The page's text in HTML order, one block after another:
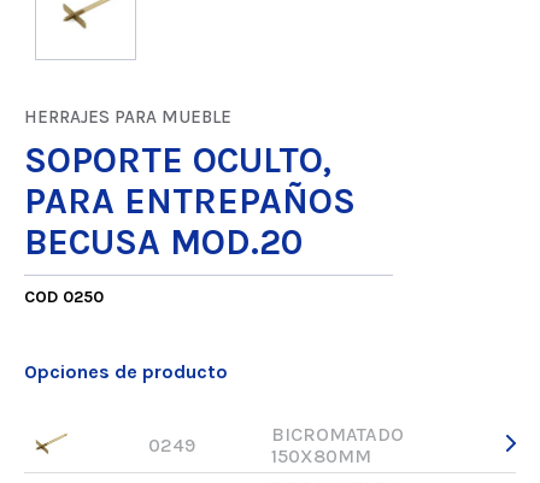
HERRAJES PARA MUEBLE
SOPORTE OCULTO,
PARA ENTREPAÑOS
BECUSA MOD.20
COD 0250
Opciones de producto
0249
BICROMATADO
150X80MM